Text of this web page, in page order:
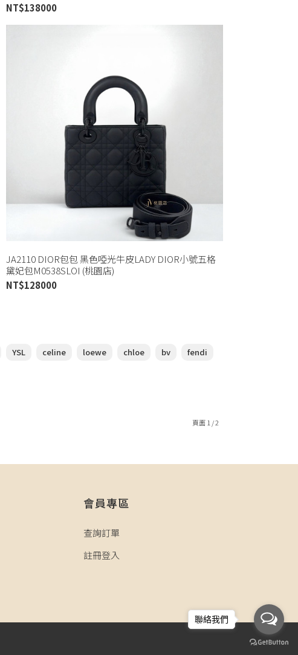
NT$138000
JA2110 DIOR包包 黑色啞光牛皮LADY DIOR小號五格
黛妃包M0538SLOI (桃園店)
NT$128000
YSL celine loewe chloe bv
fendi
頁面 1 / 2
會員專區
查詢訂單
註冊登入
聯絡我們